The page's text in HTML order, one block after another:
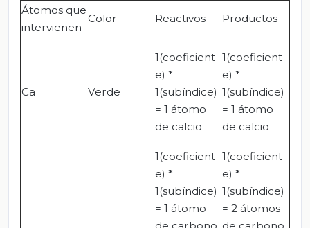
Átomos que
intervienen
Color Reactivos Productos
Ca Verde
1(coeficient
e) *
1(subíndice)
= 1 átomo
de calcio
1(coeficient
e) *
1(subíndice)
= 1 átomo
de calcio
1(coeficient
e) *
1(subíndice)
= 1 átomo
de carbono
1(coeficient
e) *
1(subíndice)
= 2 átomos
de carbono